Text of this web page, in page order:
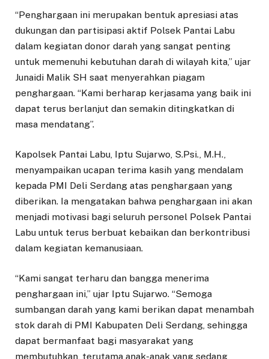
“Penghargaan ini merupakan bentuk apresiasi atas
dukungan dan partisipasi aktif Polsek Pantai Labu
dalam kegiatan donor darah yang sangat penting
untuk memenuhi kebutuhan darah di wilayah kita,” ujar
Junaidi Malik SH saat menyerahkan piagam
penghargaan. “Kami berharap kerjasama yang baik ini
dapat terus berlanjut dan semakin ditingkatkan di
masa mendatang”.
Kapolsek Pantai Labu, Iptu Sujarwo, S.Psi., M.H.,
menyampaikan ucapan terima kasih yang mendalam
kepada PMI Deli Serdang atas penghargaan yang
diberikan. Ia mengatakan bahwa penghargaan ini akan
menjadi motivasi bagi seluruh personel Polsek Pantai
Labu untuk terus berbuat kebaikan dan berkontribusi
dalam kegiatan kemanusiaan.
“Kami sangat terharu dan bangga menerima
penghargaan ini,” ujar Iptu Sujarwo. “Semoga
sumbangan darah yang kami berikan dapat menambah
stok darah di PMI Kabupaten Deli Serdang, sehingga
dapat bermanfaat bagi masyarakat yang
membutuhkan, terutama anak-anak yang sedang